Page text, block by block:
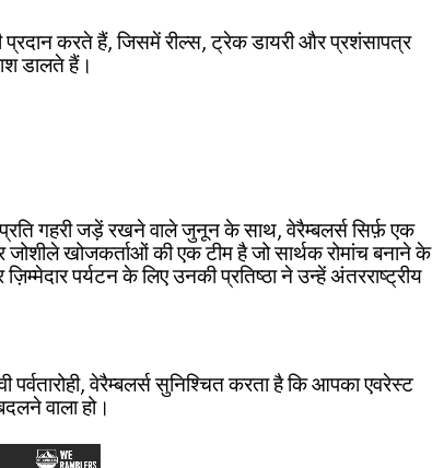
प्रदान करते हैं, जिसमें रील्स, ट्रेक डायरी और प्रशंसापत्र
डालते हैं।
गहरी जड़ें रखने वाले जुनून के साथ, वेरैम्बलर्स सिर्फ़ एक
जोशीले खोजकर्ताओं की एक टीम है जो सार्थक रोमांच बनाने के
पर्यटन के लिए उनकी प्रतिष्ठा ने उन्हें अंतरराष्ट्रीय
वेरैम्बलर्स सुनिश्चित करता है कि आपका एवरेस्ट
वाला हो।